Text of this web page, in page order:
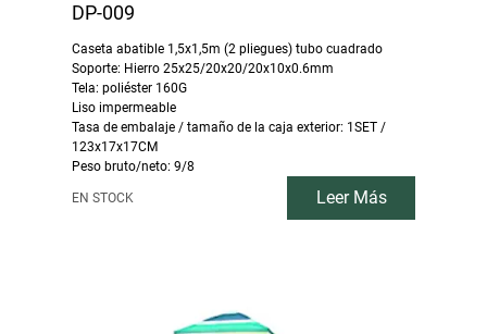
DP-009
Caseta abatible 1,5x1,5m (2 pliegues) tubo cuadrado
Soporte: Hierro 25x25/20x20/20x10x0.6mm
Tela: poliéster 160G
Liso impermeable
Tasa de embalaje / tamaño de la caja exterior: 1SET /
123x17x17CM
Peso bruto/neto: 9/8
EN STOCK Leer Más